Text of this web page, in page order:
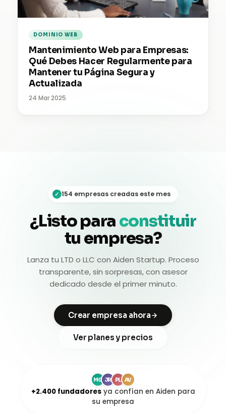
DOMINIO WEB
Mantenimiento Web para Empresas:
Qué Debes Hacer Regularmente para
Mantener tu Página Segura y
Actualizada
24 Mar 2025
✓ 154 empresas creadas este mes
¿Listo para constituir
tu empresa?
Lanza tu LTD o LLC con Aiden Startup. Proceso
transparente, sin sorpresas, con asesor
dedicado desde el primer minuto.
Crear empresa ahora
Ver planes y precios
MG JR PL AV
+2.400 fundadoresya confían en Aiden para
su empresa